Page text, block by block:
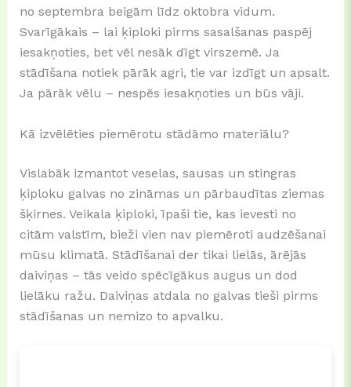
no septembra beigām līdz oktobra vidum.
Svarīgākais – lai ķiploki pirms sasalšanas paspēj
iesakņoties, bet vēl nesāk dīgt virszemē. Ja
stādīšana notiek pārāk agri, tie var izdīgt un apsalt.
Ja pārāk vēlu – nespēs iesakņoties un būs vāji.
Kā izvēlēties piemērotu stādāmo materiālu?
Vislabāk izmantot veselas, sausas un stingras
ķiploku galvas no zināmas un pārbaudītas ziemas
šķirnes. Veikala ķiploki, īpaši tie, kas ievesti no
citām valstīm, bieži vien nav piemēroti audzēšanai
mūsu klimatā. Stādīšanai der tikai lielās, ārējās
daiviņas – tās veido spēcīgākus augus un dod
lielāku ražu. Daiviņas atdala no galvas tieši pirms
stādīšanas un nemizo to apvalku.